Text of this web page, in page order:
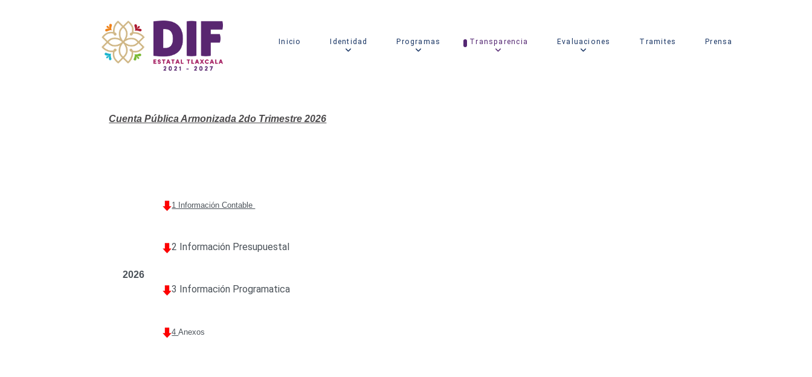
Inicio Identidad Programas Transparencia Evaluaciones Tramites Prensa
Cuenta Pública Armonizada 2do Trimestre 2026
2026
1 Información Contable
2 Información Presupuestal
3 Información Programatica
4Anexos